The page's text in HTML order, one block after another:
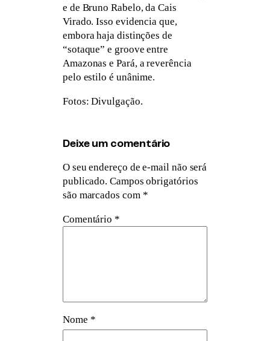
e de Bruno Rabelo, da Cais
Virado. Isso evidencia que,
embora haja distinções de
“sotaque” e groove entre
Amazonas e Pará, a reverência
pelo estilo é unânime.
Fotos: Divulgação.
Deixe um comentário
O seu endereço de e-mail não será
publicado. Campos obrigatórios
são marcados com *
Comentário *
Nome *